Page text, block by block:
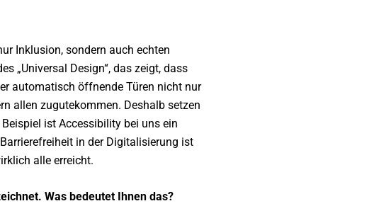
Inklusion, sondern auch echten
„Universal Design“, das zeigt, dass
automatisch öffnende Türen nicht nur
allen zugutekommen. Deshalb setzen
ist Accessibility bei uns ein
in der Digitalisierung ist
alle erreicht.
Was bedeutet Ihnen das?